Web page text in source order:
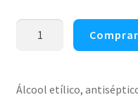
96%
Comprar
Álcool etílico,